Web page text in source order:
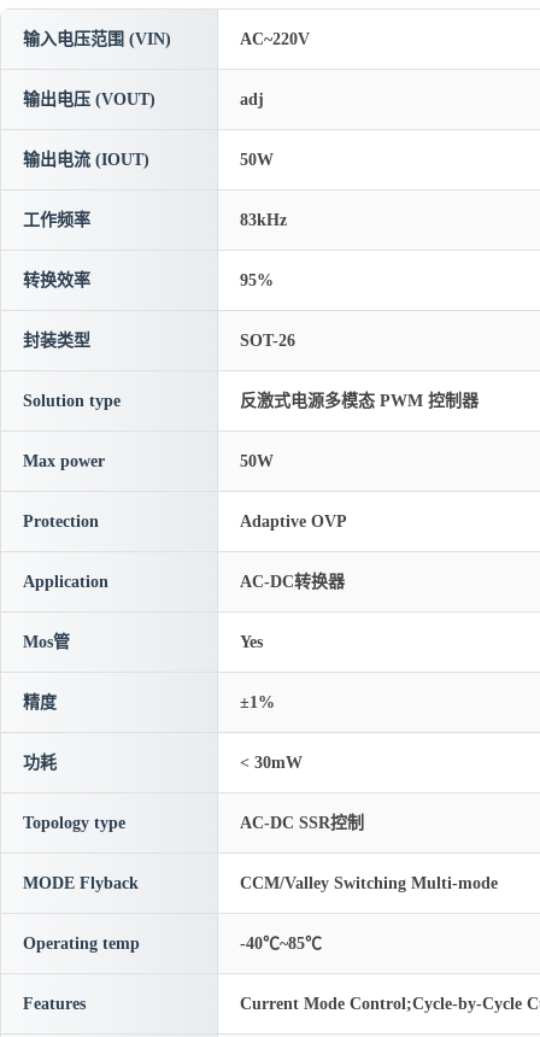
输入电压范围 (VIN) AC~220V
输出电压 (VOUT) adj
输出电流 (IOUT) 50W
工作频率 83kHz
转换效率 95%
封装类型 SOT-26
Solution type 反激式电源多模态 PWM 控制器
Max power 50W
Protection Adaptive OVP
Application AC-DC转换器
Mos管 Yes
精度 ±1%
功耗 < 30mW
Topology type AC-DC SSR控制
MODE Flyback CCM/Valley Switching Multi-mode
Operating temp -40℃~85℃
Features Current Mode Control;Cycle-by-Cycle